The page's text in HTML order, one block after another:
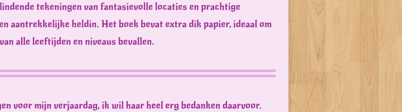
tekeningen van fantasievolle locaties en prachtige
aantrekkelijke heldin. Het boek bevat extra dik papier, ideaal om
alle leeftijden en niveaus bevallen.
voor mijn verjaardag, ik wil haar heel erg bedanken daarvoor.